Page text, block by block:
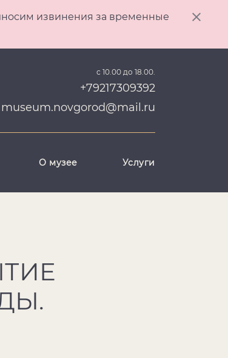
извинения за временные
с 10.00 до 18.00.
+79217309392
museum.novgorod@mail.ru
О музее Услуги